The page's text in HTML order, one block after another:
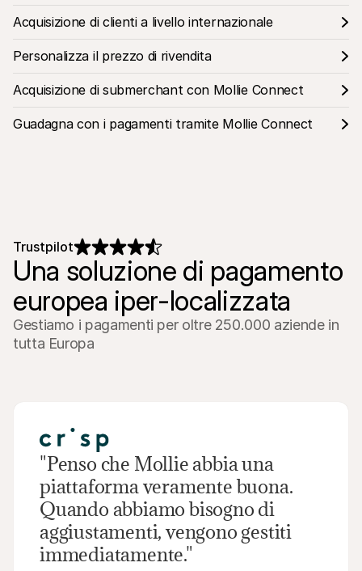
Acquisizione di clienti a livello internazionale
Personalizza il prezzo di rivendita
Acquisizione di submerchant con Mollie Connect
Guadagna con i pagamenti tramite Mollie Connect
Trustpilot
Una soluzione di pagamento
europea iper-localizzata
Gestiamo i pagamenti per oltre 250.000 aziende in
tutta Europa
"Penso che Mollie abbia una
piattaforma veramente buona.
Quando abbiamo bisogno di
aggiustamenti, vengono gestiti
immediatamente."